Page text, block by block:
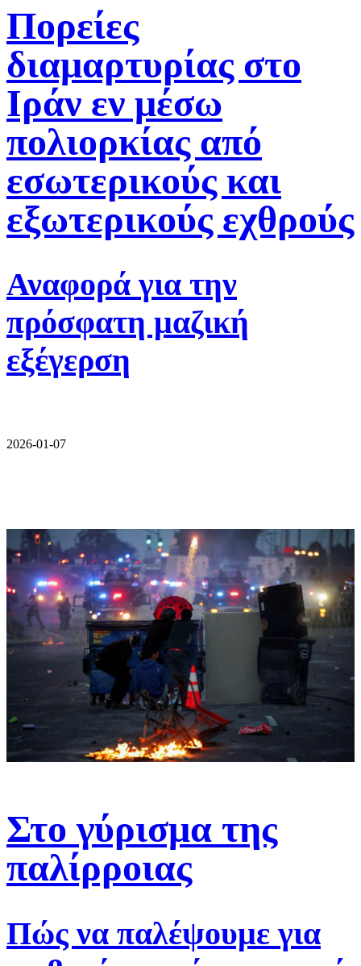
Πορείες
διαμαρτυρίας στο
Ιράν εν μέσω
πολιορκίας από
εσωτερικούς και
εξωτερικούς εχθρούς
Αναφορά για την
πρόσφατη μαζική
εξέγερση
2026-01-07
Στο γύρισμα της
παλίρροιας
Πώς να παλέψουμε για